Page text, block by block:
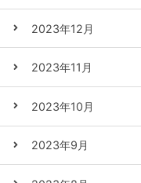
2023年12月
2023年11月
2023年10月
2023年9月